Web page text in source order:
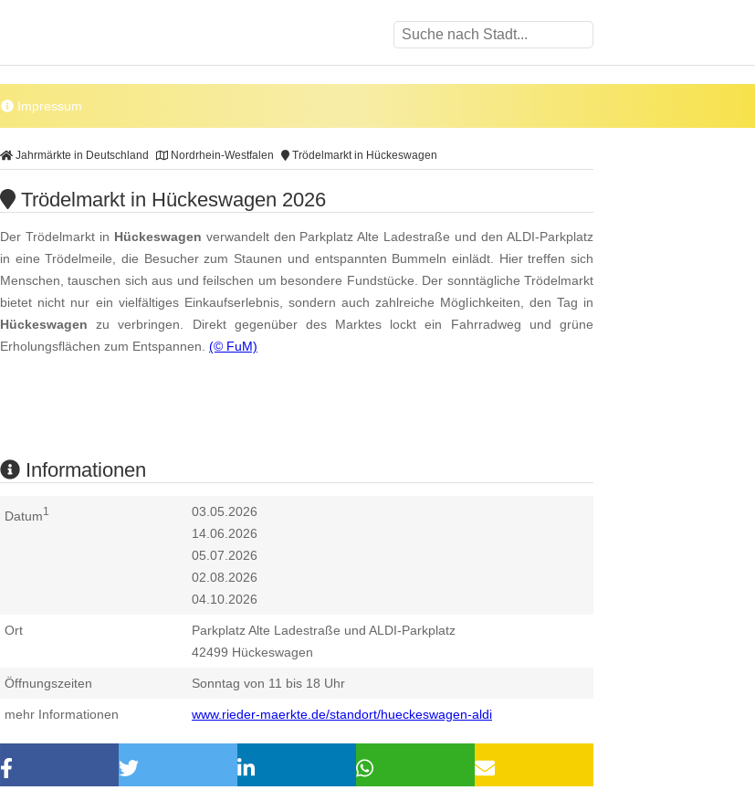
Impressum
Jahrmärkte in Deutschland Nordrhein-Westfalen Trödelmarkt in Hückeswagen
Trödelmarkt in Hückeswagen 2026
Der Trödelmarkt in Hückeswagen verwandelt den Parkplatz Alte Ladestraße und den ALDI-Parkplatz
in eine Trödelmeile, die Besucher zum Staunen und entspannten Bummeln einlädt. Hier treffen sich
Menschen, tauschen sich aus und feilschen um besondere Fundstücke. Der sonntägliche Trödelmarkt
bietet nicht nur ein vielfältiges Einkaufserlebnis, sondern auch zahlreiche Möglichkeiten, den Tag in
Hückeswagen zu verbringen. Direkt gegenüber des Marktes lockt ein Fahrradweg und grüne
Erholungsflächen zum Entspannen. (© FuM)
Informationen
Datum1
03.05.2026
14.06.2026
05.07.2026
02.08.2026
04.10.2026
Ort
Parkplatz Alte Ladestraße und ALDI-Parkplatz
42499 Hückeswagen
Öffnungszeiten Sonntag von 11 bis 18 Uhr
mehr Informationen www.rieder-maerkte.de/standort/hueckeswagen-aldi